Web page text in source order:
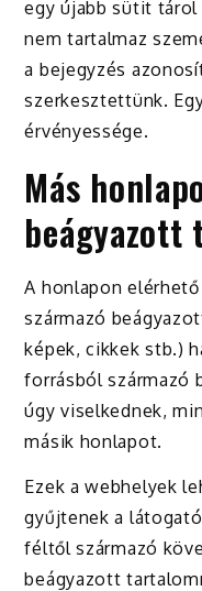
egy újabb sütit tárol
nem tartalmaz
a bejegyzés
szerkesztettünk.
érvényessége.
Más
A honlapon
származó
képek, cikkek stb.)
forrásból származó
úgy viselkednek,
másik honlapot.
Ezek a webhelyek
gyűjtenek a
féltől származó
beágyazott